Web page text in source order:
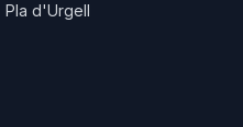
Pla d'Urgell